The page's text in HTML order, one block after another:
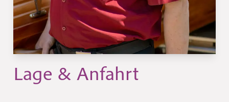
Lage & Anfahrt